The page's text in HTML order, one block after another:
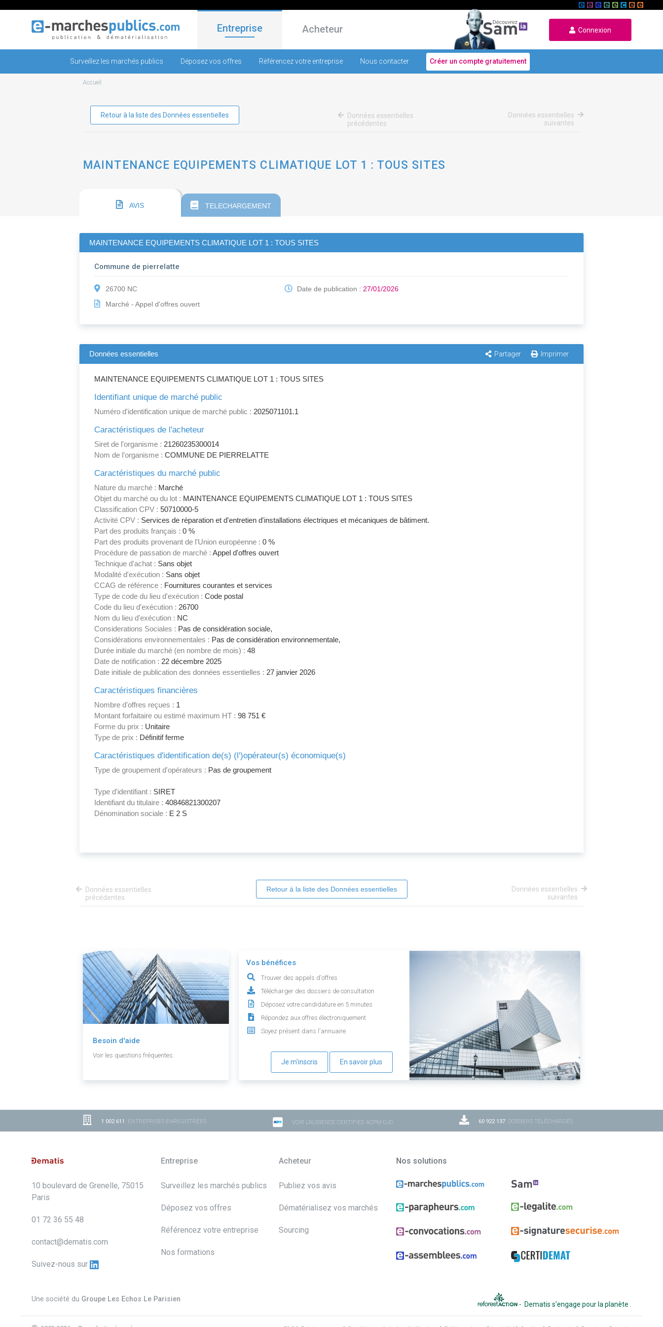
Entreprise Acheteur Connexion
Surveillez les marchés publics Déposez vos offres Référencez votre entreprise Nous contacter Créer un compte gratuitement
Accueil
Retour à la liste des Données essentielles
Données essentielles
précédentes
Données essentielles
suivantes
MAINTENANCE EQUIPEMENTS CLIMATIQUE LOT 1 : TOUS SITES
AVIS TELECHARGEMENT
MAINTENANCE EQUIPEMENTS CLIMATIQUE LOT 1 : TOUS SITES
Commune de pierrelatte
26700 NC
Marché - Appel d'offres ouvert
Date de publication :27/01/2026
Données essentielles Partager Imprimer
MAINTENANCE EQUIPEMENTS CLIMATIQUE LOT 1 : TOUS SITES
Identifiant unique de marché public
Numéro d'identification unique de marché public : 2025071101.1
Caractéristiques de l'acheteur
Siret de l'organisme : 21260235300014
Nom de l'organisme : COMMUNE DE PIERRELATTE
Caractéristiques du marché public
Nature du marché : Marché
Objet du marché ou du lot : MAINTENANCE EQUIPEMENTS CLIMATIQUE LOT 1 : TOUS SITES
Classification CPV : 50710000-5
Activité CPV : Services de réparation et d'entretien d'installations électriques et mécaniques de bâtiment.
Part des produits français : 0 %
Part des produits provenant de l'Union européenne : 0 %
Procédure de passation de marché : Appel d'offres ouvert
Technique d'achat : Sans objet
Modalité d'exécution : Sans objet
CCAG de référence : Fournitures courantes et services
Type de code du lieu d'exécution : Code postal
Code du lieu d'exécution : 26700
Nom du lieu d'exécution : NC
Considerations Sociales : Pas de considération sociale,
Considérations environnementales : Pas de considération environnementale,
Durée initiale du marché (en nombre de mois) : 48
Date de notification : 22 décembre 2025
Date initiale de publication des données essentielles : 27 janvier 2026
Caractéristiques financières
Nombre d'offres reçues : 1
Montant forfaitaire ou estimé maximum HT : 98 751 €
Forme du prix : Unitaire
Type de prix : Définitif ferme
Caractéristiques d'identification de(s) (l')opérateur(s) économique(s)
Type de groupement d'opérateurs : Pas de groupement
Type d'identifiant : SIRET
Identifiant du titulaire : 40846821300207
Dénomination sociale : E 2 S
Données essentielles
précédentes
Retour à la liste des Données essentielles
Données essentielles
suivantes
Besoin d'aide
Voir les questions fréquentes.
Vos bénéfices
Trouver des appels d'offres
Télécharger des dossiers de consultation
Déposez votre candidature en 5 minutes
Répondez aux offres électroniquement
Soyez présent dans l'annuaire
Je m'inscris En savoir plus
1 002 611 ENTREPRISES ENREGISTRÉES VOIR L'AUDIENCE CERTIFIÉE ACPM-OJD 60 922 137 DOSSIERS TÉLÉCHARGÉS
10 boulevard de Grenelle, 75015
Paris
01 72 36 55 48
contact@dematis.com
Suivez-nous sur
Entreprise
Surveillez les marchés publics
Déposez vos offres
Référencez votre entreprise
Nos formations
Acheteur
Publiez vos avis
Dématérialisez vos marchés
Sourcing
Nos solutions
Une société du Groupe Les Echos Le Parisien
- Dematis s'engage pour la planète